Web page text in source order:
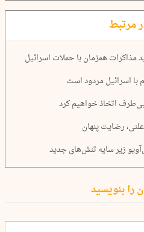
مرتبط
مذاکرات همزمان با حملات اسرائیل
با اسرائیل مردود است
اتخاذ خواهیم کرد
رضایت پنهان
زیر سایه تنش‌های جدید
را بنویسید